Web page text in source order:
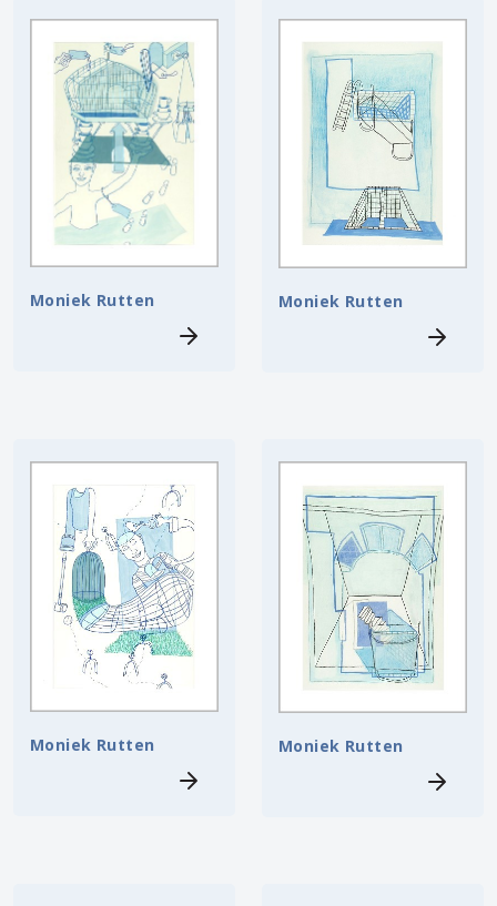
Moniek Rutten Moniek Rutten
Moniek Rutten Moniek Rutten